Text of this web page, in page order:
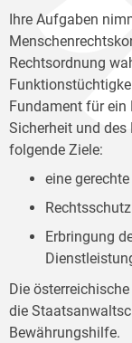
Ihre Aufgaben
Rechtsordnung
Fundament für ein
Sicherheit und
folgende Ziele:
eine
Erbringung
Die
die
Bewährungshilfe.